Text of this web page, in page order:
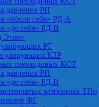
давления РП
«после себя» РД-А
«до себя» РД-В
Этон»
РГ
КЗР
трехходовых КСТ
давления РП
«до себя» РД-В
разборных ТПр
ФГ